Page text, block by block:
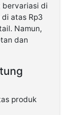
bervariasi di
atas Rp3
Namun,
dan
produk